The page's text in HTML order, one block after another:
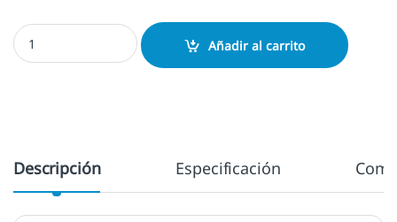
Almohadilla Shiny S831 cantidad
Añadir al carrito
Descripción Especificación